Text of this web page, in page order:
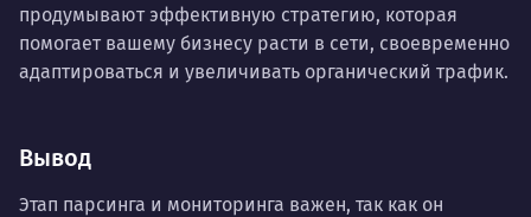
продумывают эффективную стратегию, которая
помогает вашему бизнесу расти в сети, своевременно
адаптироваться и увеличивать органический трафик.
Вывод
Этап парсинга и мониторинга важен, так как он